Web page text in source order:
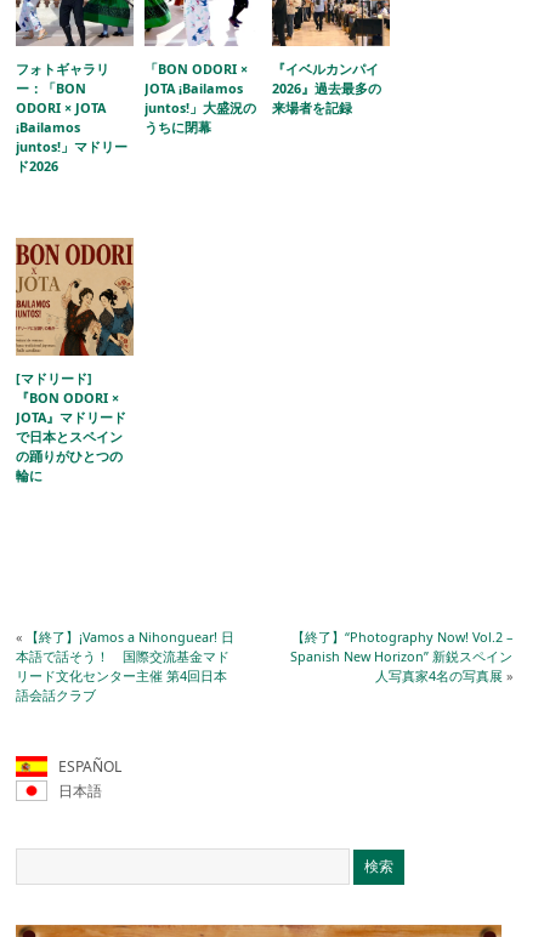
フォトギャラリ
ー：「BON
ODORI × JOTA
¡Bailamos
juntos!」マドリー
ド2026
「BON ODORI ×
JOTA ¡Bailamos
juntos!」大盛況の
うちに閉幕
『イベルカンパイ
2026』過去最多の
来場者を記録
[マドリード]
『BON ODORI ×
JOTA』マドリード
で日本とスペイン
の踊りがひとつの
輪に
« 【終了】¡Vamos a Nihonguear! 日
本語で話そう！ 国際交流基金マド
リード文化センター主催 第4回日本
語会話クラブ
【終了】“Photography Now! Vol.2 –
Spanish New Horizon” 新鋭スペイン
人写真家4名の写真展 »
ESPAÑOL
日本語